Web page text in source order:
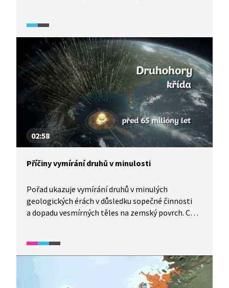
která však taje vlivem klimatických změn. Jedním
z těchto vrcholů je i vulkán Chimborazo,
ke kterému se vypravíme.
02:58
Příčiny vymírání druhů v minulosti
Pořad ukazuje vymírání druhů v minulých
geologických érách v důsledku sopečné činnosti
a dopadu vesmírných těles na zemský povrch. Co,
A jaké události po nich následovaly?